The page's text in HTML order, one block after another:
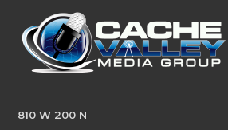
810 W 200 N